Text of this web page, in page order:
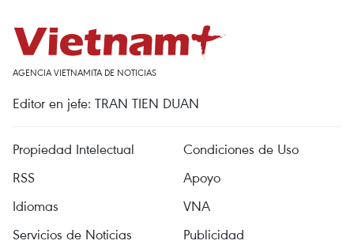
AGENCIA VIETNAMITA DE NOTICIAS
Editor en jefe: TRAN TIEN DUAN
Propiedad Intelectual
Condiciones de Uso
RSS
Apoyo
Idiomas
VNA
Servicios de Noticias
Publicidad